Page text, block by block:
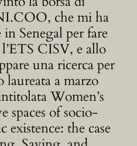
che mi ha
in Senegal per fare
CISV, e allo
una ricerca per
a marzo
Women’s
spaces of socio-
existence: the case